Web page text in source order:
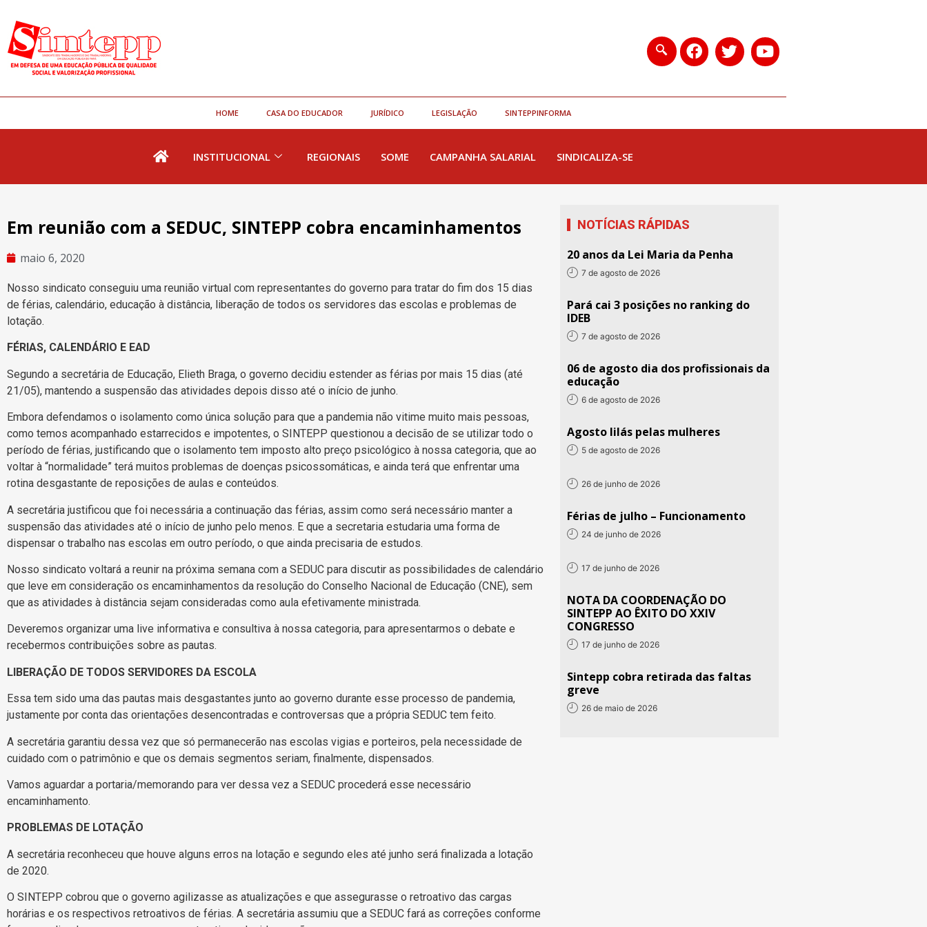
HOME CASA DO EDUCADOR JURÍDICO LEGISLAÇÃO SINTEPPINFORMA
INSTITUCIONAL REGIONAIS SOME CAMPANHA SALARIAL SINDICALIZA-SE
Em reunião com a SEDUC, SINTEPP cobra encaminhamentos
maio 6, 2020
Nosso sindicato conseguiu uma reunião virtual com representantes do governo para tratar do fim dos 15 dias
de férias, calendário, educação à distância, liberação de todos os servidores das escolas e problemas de
lotação.
FÉRIAS, CALENDÁRIO E EAD
Segundo a secretária de Educação, Elieth Braga, o governo decidiu estender as férias por mais 15 dias (até
21/05), mantendo a suspensão das atividades depois disso até o início de junho.
Embora defendamos o isolamento como única solução para que a pandemia não vitime muito mais pessoas,
como temos acompanhado estarrecidos e impotentes, o SINTEPP questionou a decisão de se utilizar todo o
período de férias, justificando que o isolamento tem imposto alto preço psicológico à nossa categoria, que ao
voltar à “normalidade” terá muitos problemas de doenças psicossomáticas, e ainda terá que enfrentar uma
rotina desgastante de reposições de aulas e conteúdos.
A secretária justificou que foi necessária a continuação das férias, assim como será necessário manter a
suspensão das atividades até o início de junho pelo menos. E que a secretaria estudaria uma forma de
dispensar o trabalho nas escolas em outro período, o que ainda precisaria de estudos.
Nosso sindicato voltará a reunir na próxima semana com a SEDUC para discutir as possibilidades de calendário
que leve em consideração os encaminhamentos da resolução do Conselho Nacional de Educação (CNE), sem
que as atividades à distância sejam consideradas como aula efetivamente ministrada.
Deveremos organizar uma live informativa e consultiva à nossa categoria, para apresentarmos o debate e
recebermos contribuições sobre as pautas.
LIBERAÇÃO DE TODOS SERVIDORES DA ESCOLA
Essa tem sido uma das pautas mais desgastantes junto ao governo durante esse processo de pandemia,
justamente por conta das orientações desencontradas e controversas que a própria SEDUC tem feito.
A secretária garantiu dessa vez que só permanecerão nas escolas vigias e porteiros, pela necessidade de
cuidado com o patrimônio e que os demais segmentos seriam, finalmente, dispensados.
Vamos aguardar a portaria/memorando para ver dessa vez a SEDUC procederá esse necessário
encaminhamento.
PROBLEMAS DE LOTAÇÃO
A secretária reconheceu que houve alguns erros na lotação e segundo eles até junho será finalizada a lotação
de 2020.
O SINTEPP cobrou que o governo agilizasse as atualizações e que assegurasse o retroativo das cargas
horárias e os respectivos retroativos de férias. A secretária assumiu que a SEDUC fará as correções conforme
NOTÍCIAS RÁPIDAS
20 anos da Lei Maria da Penha
7 de agosto de 2026
Pará cai 3 posições no ranking do
IDEB
7 de agosto de 2026
06 de agosto dia dos profissionais da
educação
6 de agosto de 2026
Agosto lilás pelas mulheres
5 de agosto de 2026
26 de junho de 2026
Férias de julho – Funcionamento
24 de junho de 2026
17 de junho de 2026
NOTA DA COORDENAÇÃO DO
SINTEPP AO ÊXITO DO XXIV
CONGRESSO
17 de junho de 2026
Sintepp cobra retirada das faltas
greve
26 de maio de 2026